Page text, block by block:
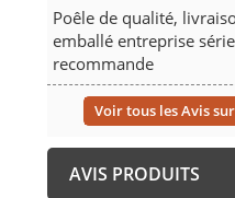
Poêle de qualité,
emballé entreprise
recommande
Voir tous les Avis
AVIS PRODUITS